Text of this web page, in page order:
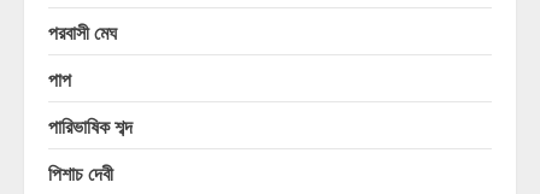
পরবাসী মেঘ
পাপ
পারিভাষিক শব্দ
পিশাচ দেবী